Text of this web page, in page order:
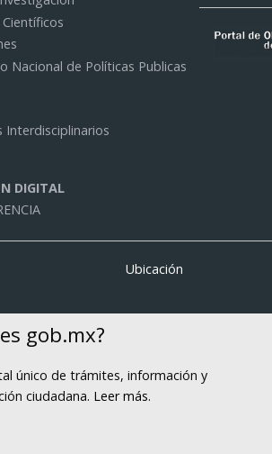
Nacional de Políticas Publicas
Interdisciplinarios
DIGITAL
Ubicación
gob.mx?
único de trámites, información y
ciudadana. Leer más.